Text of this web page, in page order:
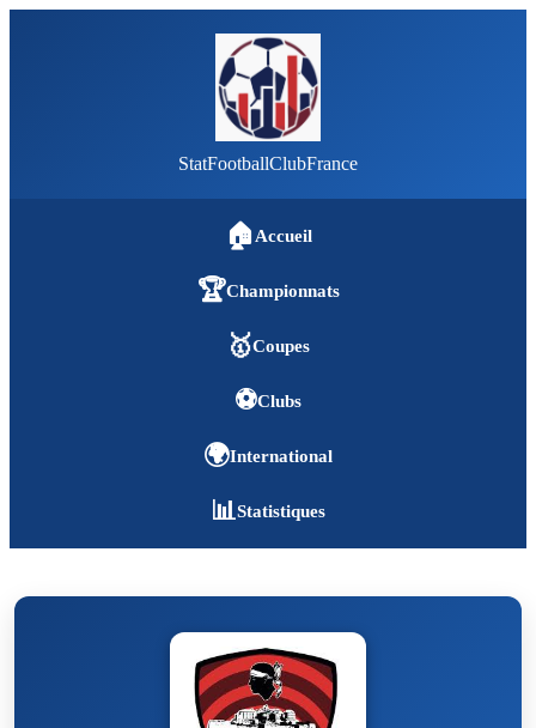
StatFootballClubFrance
🏠 Accueil
🏆Championnats
🥇Coupes
⚽Clubs
🌍International
📊Statistiques